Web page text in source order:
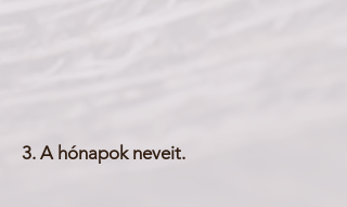
3. A hónapok neveit.